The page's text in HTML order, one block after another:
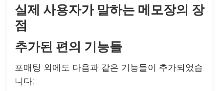
실제 사용자가 말하는 메모장의 장
점
추가된 편의 기능들
포매팅 외에도 다음과 같은 기능들이 추가되었습
니다: